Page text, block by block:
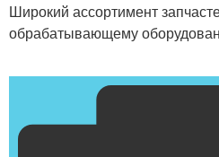
Широкий ассортимент
обрабатывающему